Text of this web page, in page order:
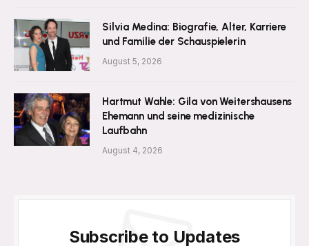
Silvia Medina: Biografie, Alter, Karriere
und Familie der Schauspielerin
August 5, 2026
Hartmut Wahle: Gila von Weitershausens
Ehemann und seine medizinische
Laufbahn
August 4, 2026
Subscribe to Updates